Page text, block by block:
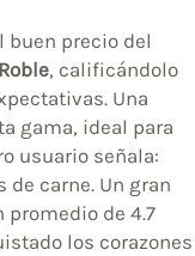
buen precio del
, calificándolo
Una
gama, ideal para
usuario señala:
carne. Un gran
promedio de 4.7
los corazones